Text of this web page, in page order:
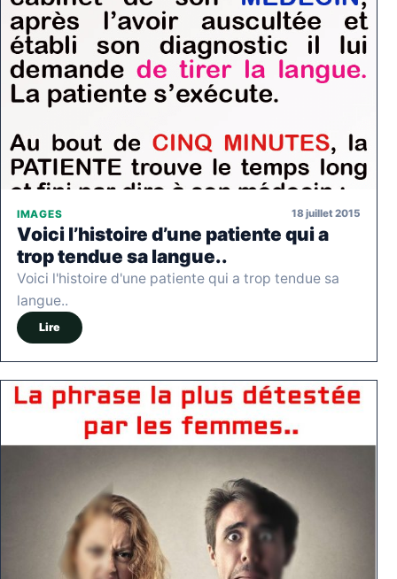
IMAGES 18 juillet 2015
Voici l’histoire d’une patiente qui a
trop tendue sa langue..
Voici l'histoire d'une patiente qui a trop tendue sa
langue..
Lire